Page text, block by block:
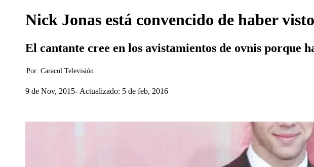
Nick Jonas está convencido de haber
El cantante cree en los avistamientos de ovnis porque
Por: Caracol Televisión
9 de Nov, 2015 Actualizado: 5 de feb, 2016